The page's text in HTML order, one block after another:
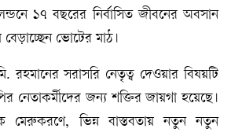
১৭ বছরের নির্বাসিত জীবনের অবসান
ভোটের মাঠ।
রহমানের সরাসরি নেতৃত্ব দেওয়ার বিষয়টি
নেতাকর্মীদের জন্য শক্তির জায়গা হয়েছে।
মেরুকরণে, ভিন্ন বাস্তবতায় নতুন নতুন